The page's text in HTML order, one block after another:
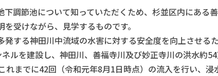
調節池について知っていただくため、杉並区内にある
受けながら、見学するものです。
する神田川中流域の水害に対する安全度を向上させる
ルを建設し、神田川、善福寺川及び妙正寺川の洪水約
れまでに42回（令和元年8月1日時点）の流入を行い、